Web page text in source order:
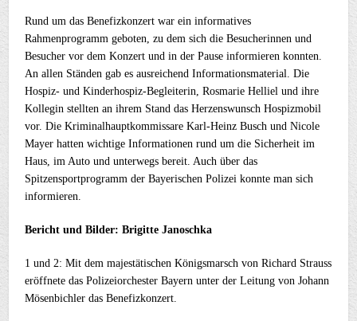
Rund um das Benefizkonzert war ein informatives
Rahmenprogramm geboten, zu dem sich die Besucherinnen und
Besucher vor dem Konzert und in der Pause informieren konnten.
An allen Ständen gab es ausreichend Informationsmaterial. Die
Hospiz- und Kinderhospiz-Begleiterin, Rosmarie Helliel und ihre
Kollegin stellten an ihrem Stand das Herzenswunsch Hospizmobil
vor. Die Kriminalhauptkommissare Karl-Heinz Busch und Nicole
Mayer hatten wichtige Informationen rund um die Sicherheit im
Haus, im Auto und unterwegs bereit. Auch über das
Spitzensportprogramm der Bayerischen Polizei konnte man sich
informieren.
Bericht und Bilder: Brigitte Janoschka
1 und 2: Mit dem majestätischen Königsmarsch von Richard Strauss
eröffnete das Polizeiorchester Bayern unter der Leitung von Johann
Mösenbichler das Benefizkonzert.